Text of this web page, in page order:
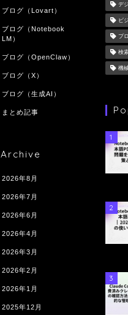
ブログ（Lovart）
ブログ（Notebook
LM）
ブログ（OpenClaw）
ブログ（X）
ブログ（生成AI）
まとめ記事
Archive
2026年8月
2026年7月
2026年6月
2026年4月
2026年3月
2026年2月
2026年1月
2025年12月
デ
ビ
プ
検
機
1
2
3